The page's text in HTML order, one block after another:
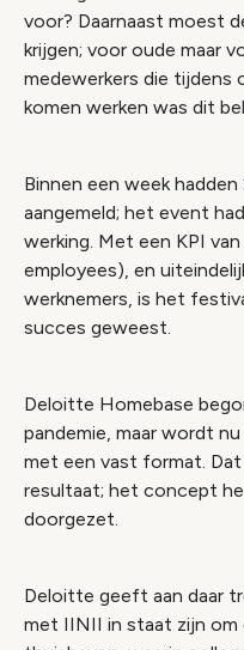
voor? Daarnaast moest
krijgen; voor oude maar
medewerkers die tijdens
komen werken was dit
Binnen een week
aangemeld; het event
werking. Met een KPI
employees), en
werknemers, is het
succes geweest.
Deloitte Homebase
pandemie, maar wordt
met een vast format. Dat
resultaat; het concept
doorgezet.
Deloitte geeft aan daar
met IINII in staat zijn om